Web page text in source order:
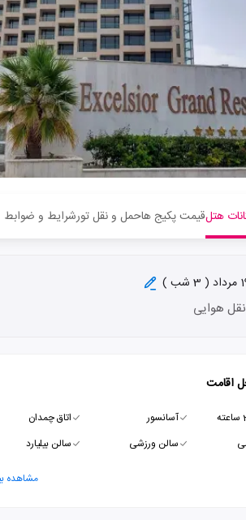
هتلقیمت پکیج هاحمل و نقل تورشرایط و ضوابط
هوایی
اقامت
آسانسور اتاق چمدان
سالن ورزشی سالن بیلیارد
مشاهده